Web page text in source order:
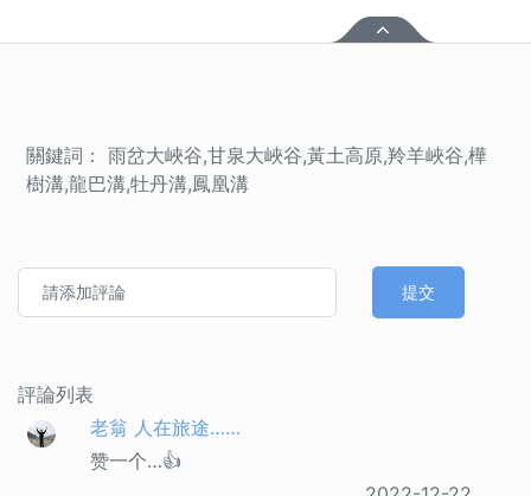
關鍵詞： 雨岔大峽谷,甘泉大峽谷,黃土高原,羚羊峽谷,樺
樹溝,龍巴溝,牡丹溝,鳳凰溝
提交
評論列表
老翁 人在旅途……
赞一个…👍